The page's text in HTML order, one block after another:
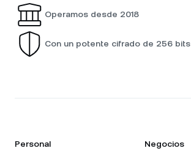
Operamos desde 2018
Con un potente cifrado de 256 bits
Personal Negocios